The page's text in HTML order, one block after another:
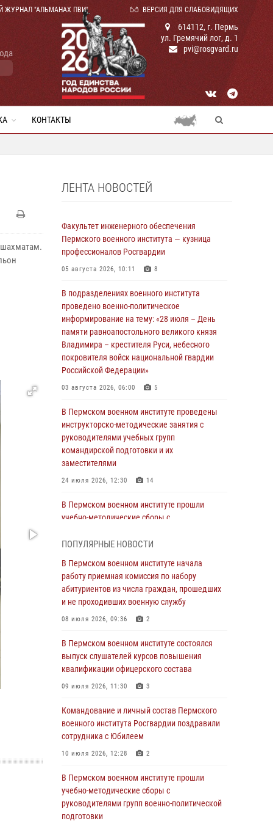
ЖУРНАЛ "АЛЬМАНАХ ПВИ" ВЕРСИЯ ДЛЯ СЛАБОВИДЯЩИХ
614112, г. Пермь
ул. Гремячий лог, д. 1
pvi@rosgvard.ru
КОНТАКТЫ
шахматам.
ЛЕНТА НОВОСТЕЙ
Факультет инженерного обеспечения
Пермского военного института — кузница
профессионалов Росгвардии
05 августа 2026, 10:11 8
В подразделениях военного института
проведено военно-политическое
информирование на тему: «28 июля – День
памяти равноапостольного великого князя
Владимира – крестителя Руси, небесного
покровителя войск национальной гвардии
Российской Федерации»
03 августа 2026, 06:00 5
В Пермском военном институте проведены
инструкторско-методические занятия с
руководителями учебных групп
командирской подготовки и их
заместителями
24 июля 2026, 12:30 14
В Пермском военном институте прошли
учебно-методические сборы с
подготовки
23 июля 2026, 12:00 12
В Пермском военном институте на кафедре
тактики служебно-боевого применения войск
Федерации проводится выставка,
10 июля 2026, 14:30 8
военного института Росгвардии поздравили
10 июля 2026, 12:28 2
выпуск слушателей курсов повышения
09 июля 2026, 11:30 3
ПОПУЛЯРНЫЕ НОВОСТИ
В Пермском военном институте начала
работу приемная комиссия по набору
абитуриентов из числа граждан, прошедших
и не проходивших военную службу
08 июля 2026, 09:36 2
В Пермском военном институте состоялся
выпуск слушателей курсов повышения
квалификации офицерского состава
09 июля 2026, 11:30 3
Командование и личный состав Пермского
военного института Росгвардии поздравили
сотрудника с Юбилеем
10 июля 2026, 12:28 2
В Пермском военном институте прошли
учебно-методические сборы с
руководителями групп военно-политической
подготовки